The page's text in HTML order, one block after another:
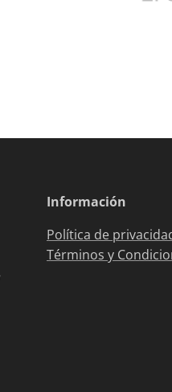
Información
Política de
Términos y